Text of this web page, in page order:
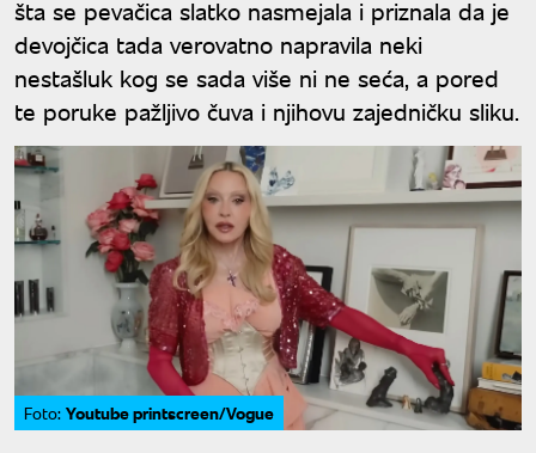
šta se pevačica slatko nasmejala i priznala da je
devojčica tada verovatno napravila neki
nestašluk kog se sada više ni ne seća, a pored
te poruke pažljivo čuva i njihovu zajedničku sliku.
Foto: Youtube printscreen/Vogue